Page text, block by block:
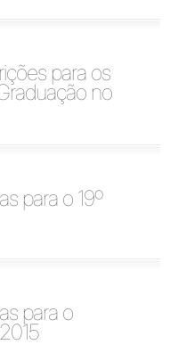
para os
no
para o 19º
para o